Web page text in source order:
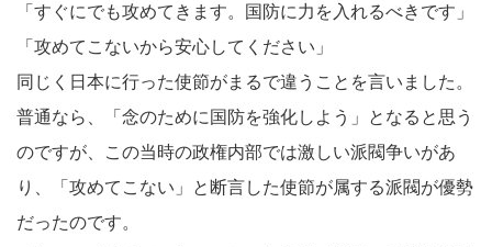
「すぐにでも攻めてきます。国防に力を入れるべきです」
「攻めてこないから安心してください」
同じく日本に行った使節がまるで違うことを言いました。
普通なら、「念のために国防を強化しよう」となると思う
のですが、この当時の政権内部では激しい派閥争いがあ
り、「攻めてこない」と断言した使節が属する派閥が優勢
だったのです。